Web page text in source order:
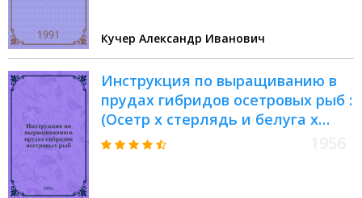
Кучер Александр Иванович
Инструкция по выращиванию в
прудах гибридов осетровых рыб :
(Осетр х стерлядь и белуга х
стерлядь) : Утв. 12/XII 1955 г.